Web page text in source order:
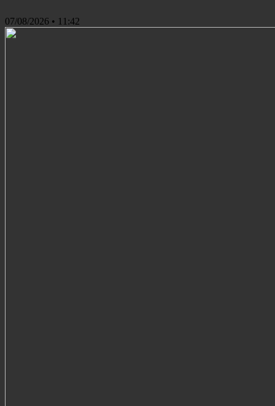
07/08/2026 • 11:42